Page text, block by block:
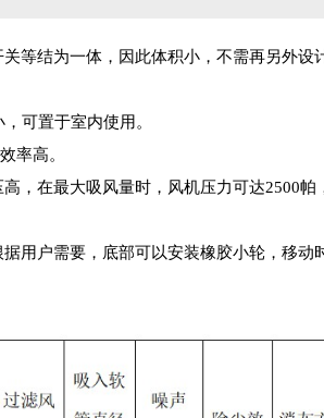
结为一体，因此体积小，不需再另外设
可置于室内使用。
率高。
在最大吸风量时，风机压力可达2500帕
户需要，底部可以安装橡胶小轮，移动